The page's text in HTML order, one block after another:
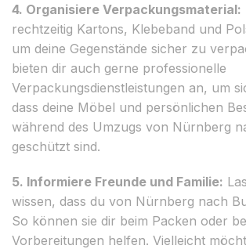
4. Organisiere Verpackungsmaterial:
rechtzeitig Kartons, Klebeband und
um deine Gegenstände sicher zu
bieten dir auch gerne professionelle
Verpackungsdienstleistungen an, um
dass deine Möbel und persönlichen
während des Umzugs von Nürnberg
geschützt sind.
5. Informiere Freunde und Familie:
wissen, dass du von Nürnberg nach
So können sie dir beim Packen oder
Vorbereitungen helfen. Vielleicht